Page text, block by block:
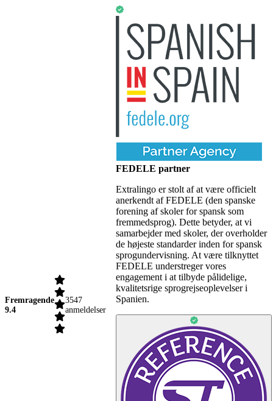
Fremragende
9.4
3547
anmeldelser
FEDELE partner
Extralingo er stolt af at være officielt
anerkendt af FEDELE (den spanske
forening af skoler for spansk som
fremmedsprog). Dette betyder, at vi
samarbejder med skoler, der overholder
de højeste standarder inden for spansk
sprogundervisning. At være tilknyttet
FEDELE understreger vores
engagement i at tilbyde pålidelige,
kvalitetsrige sprogrejseoplevelser i
Spanien.